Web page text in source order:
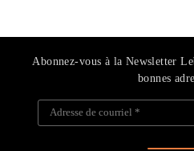
Abonnez-vous à la Newsletter
bonnes
Adresse de courriel